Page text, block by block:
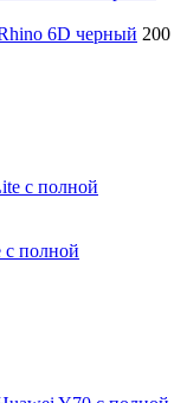
6D черный 200
с полной